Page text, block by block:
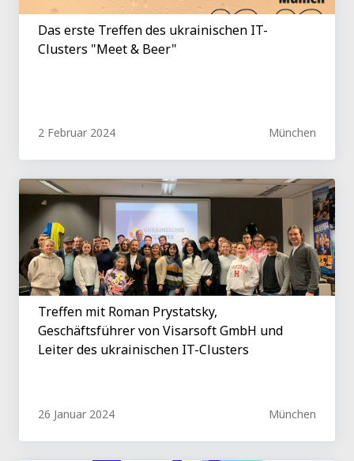
Das erste Treffen des ukrainischen IT-
Clusters "Meet & Beer"
2 Februar 2024 München
Treffen mit Roman Prystatsky,
Geschäftsführer von Visarsoft GmbH und
Leiter des ukrainischen IT-Clusters
26 Januar 2024 München